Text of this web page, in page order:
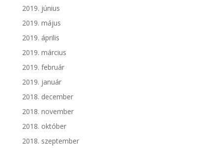
2019. június
2019. május
2019. április
2019. március
2019. február
2019. január
2018. december
2018. november
2018. október
2018. szeptember